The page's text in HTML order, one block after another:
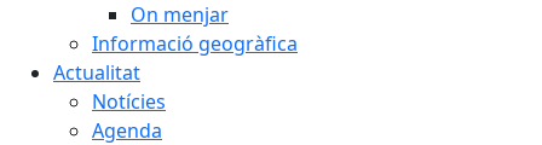
On menjar
Informació geogràfica
Actualitat
Notícies
Agenda